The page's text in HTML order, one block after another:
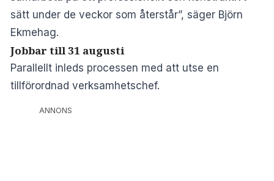
sätt under de veckor som återstår”, säger Björn
Ekmehag.
Jobbar till 31 augusti
Parallellt inleds processen med att utse en
tillförordnad verksamhetschef.
ANNONS